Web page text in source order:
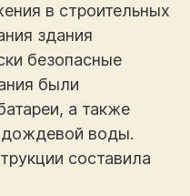
в строительных
здания
безопасные
были
а также
дождевой воды.
составила